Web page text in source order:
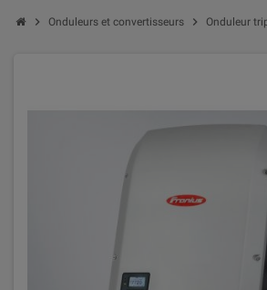
chevron_right Onduleurs et convertisseurs chevron_right Onduleur